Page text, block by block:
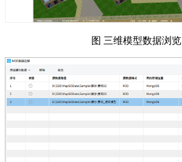
图 三维模型数据浏览